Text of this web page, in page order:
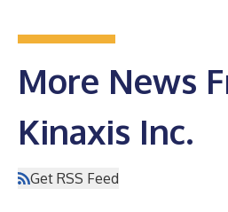
More News
Kinaxis Inc.
Get RSS Feed